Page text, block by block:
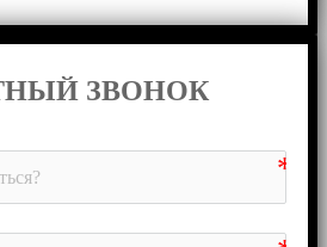
ЗВОНОК